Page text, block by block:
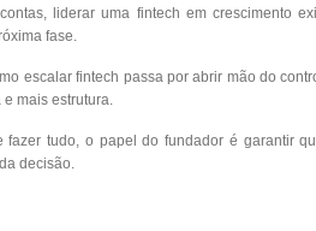
liderar uma fintech em crescimento
fase.
escalar fintech passa por abrir mão do
mais estrutura.
fazer tudo, o papel do fundador é garantir
decisão.